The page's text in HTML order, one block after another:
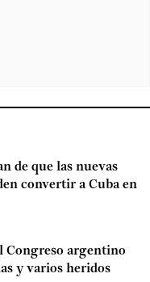
de que las nuevas
convertir a Cuba en
Congreso argentino
y varios heridos